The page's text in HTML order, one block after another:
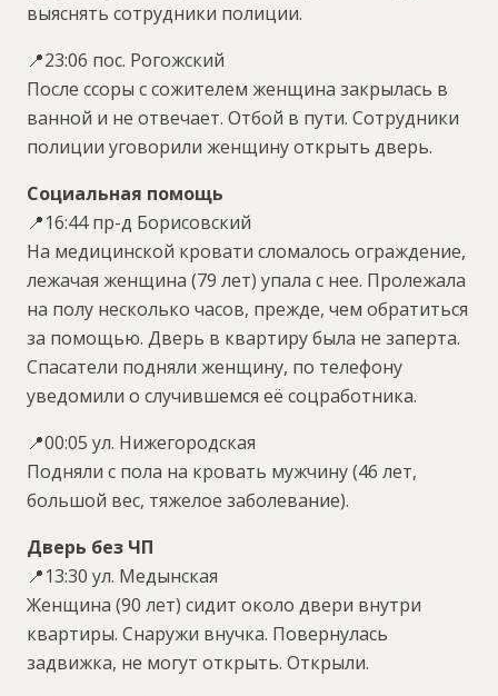
выяснять сотрудники полиции.
📍23:06 пос. Рогожский
После ссоры с сожителем женщина закрылась в
ванной и не отвечает. Отбой в пути. Сотрудники
полиции уговорили женщину открыть дверь.
Социальная помощь
📍16:44 пр-д Борисовский
На медицинской кровати сломалось ограждение,
лежачая женщина (79 лет) упала с нее. Пролежала
на полу несколько часов, прежде, чем обратиться
за помощью. Дверь в квартиру была не заперта.
Спасатели подняли женщину, по телефону
уведомили о случившемся её соцработника.
📍00:05 ул. Нижегородская
Подняли с пола на кровать мужчину (46 лет,
большой вес, тяжелое заболевание).
Дверь без ЧП
📍13:30 ул. Медынская
Женщина (90 лет) сидит около двери внутри
квартиры. Снаружи внучка. Повернулась
задвижка, не могут открыть. Открыли.